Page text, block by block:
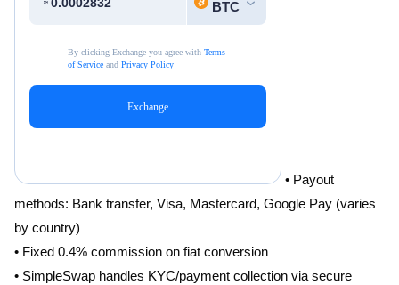
• Payout
methods: Bank transfer, Visa, Mastercard, Google Pay (varies
by country)
• Fixed 0.4% commission on fiat conversion
• SimpleSwap handles KYC/payment collection via secure